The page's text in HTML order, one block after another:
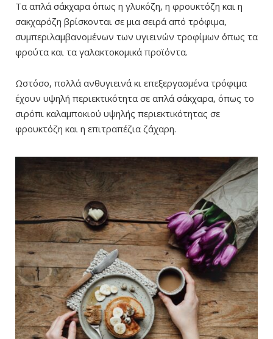
Τα απλά σάκχαρα όπως η γλυκόζη, η φρουκτόζη και η
σακχαρόζη βρίσκονται σε μια σειρά από τρόφιμα,
συμπεριλαμβανομένων των υγιεινών τροφίμων όπως τα
φρούτα και τα γαλακτοκομικά προϊόντα.
Ωστόσο, πολλά ανθυγιεινά κι επεξεργασμένα τρόφιμα
έχουν υψηλή περιεκτικότητα σε απλά σάκχαρα, όπως το
σιρόπι καλαμποκιού υψηλής περιεκτικότητας σε
φρουκτόζη και η επιτραπέζια ζάχαρη.